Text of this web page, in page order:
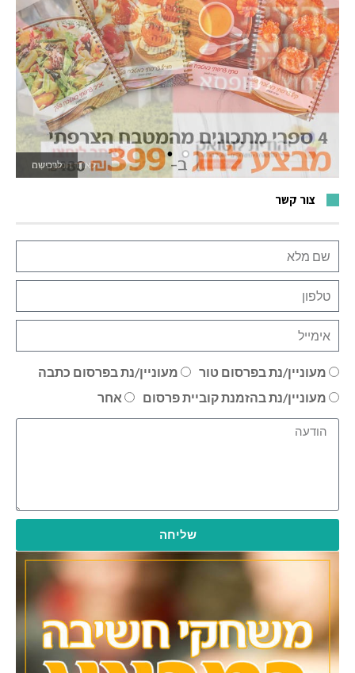
לאתר המשחקים
צור קשר
מעוניין/נת בפרסום טור
מעוניין/נת בפרסום כתבה
מעוניין/נת בהזמנת קוביית פרסום
אחר
שליחה